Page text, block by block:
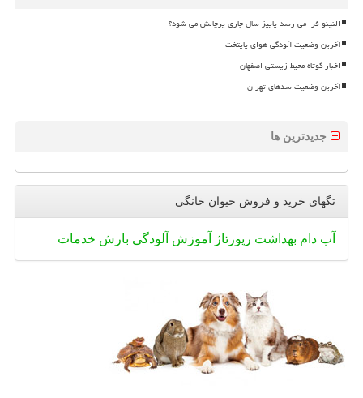
النینو فرا می رسد پاییز سال جاری پرچالش می شود؟
آخرین وضعیت آلودگی هوای پایتخت
اخبار کوتاه محیط زیستی اصفهان
آخرین وضعیت سدهای تهران
جدیدترین ها
تگهای خرید و فروش حیوان خانگی
آب دام بهداشت رپورتاژ آموزش آلودگی بارش خدمات